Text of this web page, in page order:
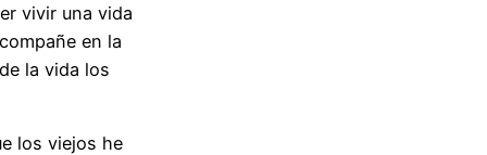
vivir una vida
en la
la vida los
los viejos he